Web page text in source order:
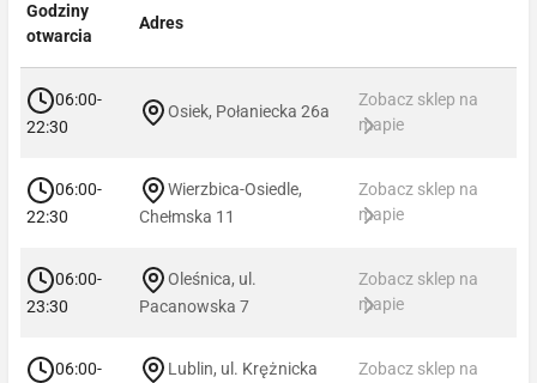
Godziny
otwarcia
Adres
06:00-
22:30
Osiek, Połaniecka 26a
Zobacz sklep na
mapie
06:00-
22:30
Wierzbica-Osiedle,
Chełmska 11
Zobacz sklep na
mapie
06:00-
23:30
Oleśnica, ul.
Pacanowska 7
Zobacz sklep na
mapie
06:00-
Lublin, ul. Krężnicka
Zobacz sklep na